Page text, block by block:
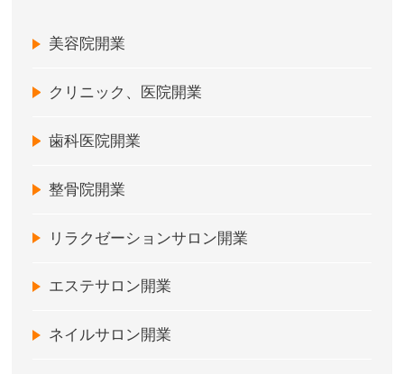
美容院開業
クリニック、医院開業
歯科医院開業
整骨院開業
リラクゼーションサロン開業
エステサロン開業
ネイルサロン開業